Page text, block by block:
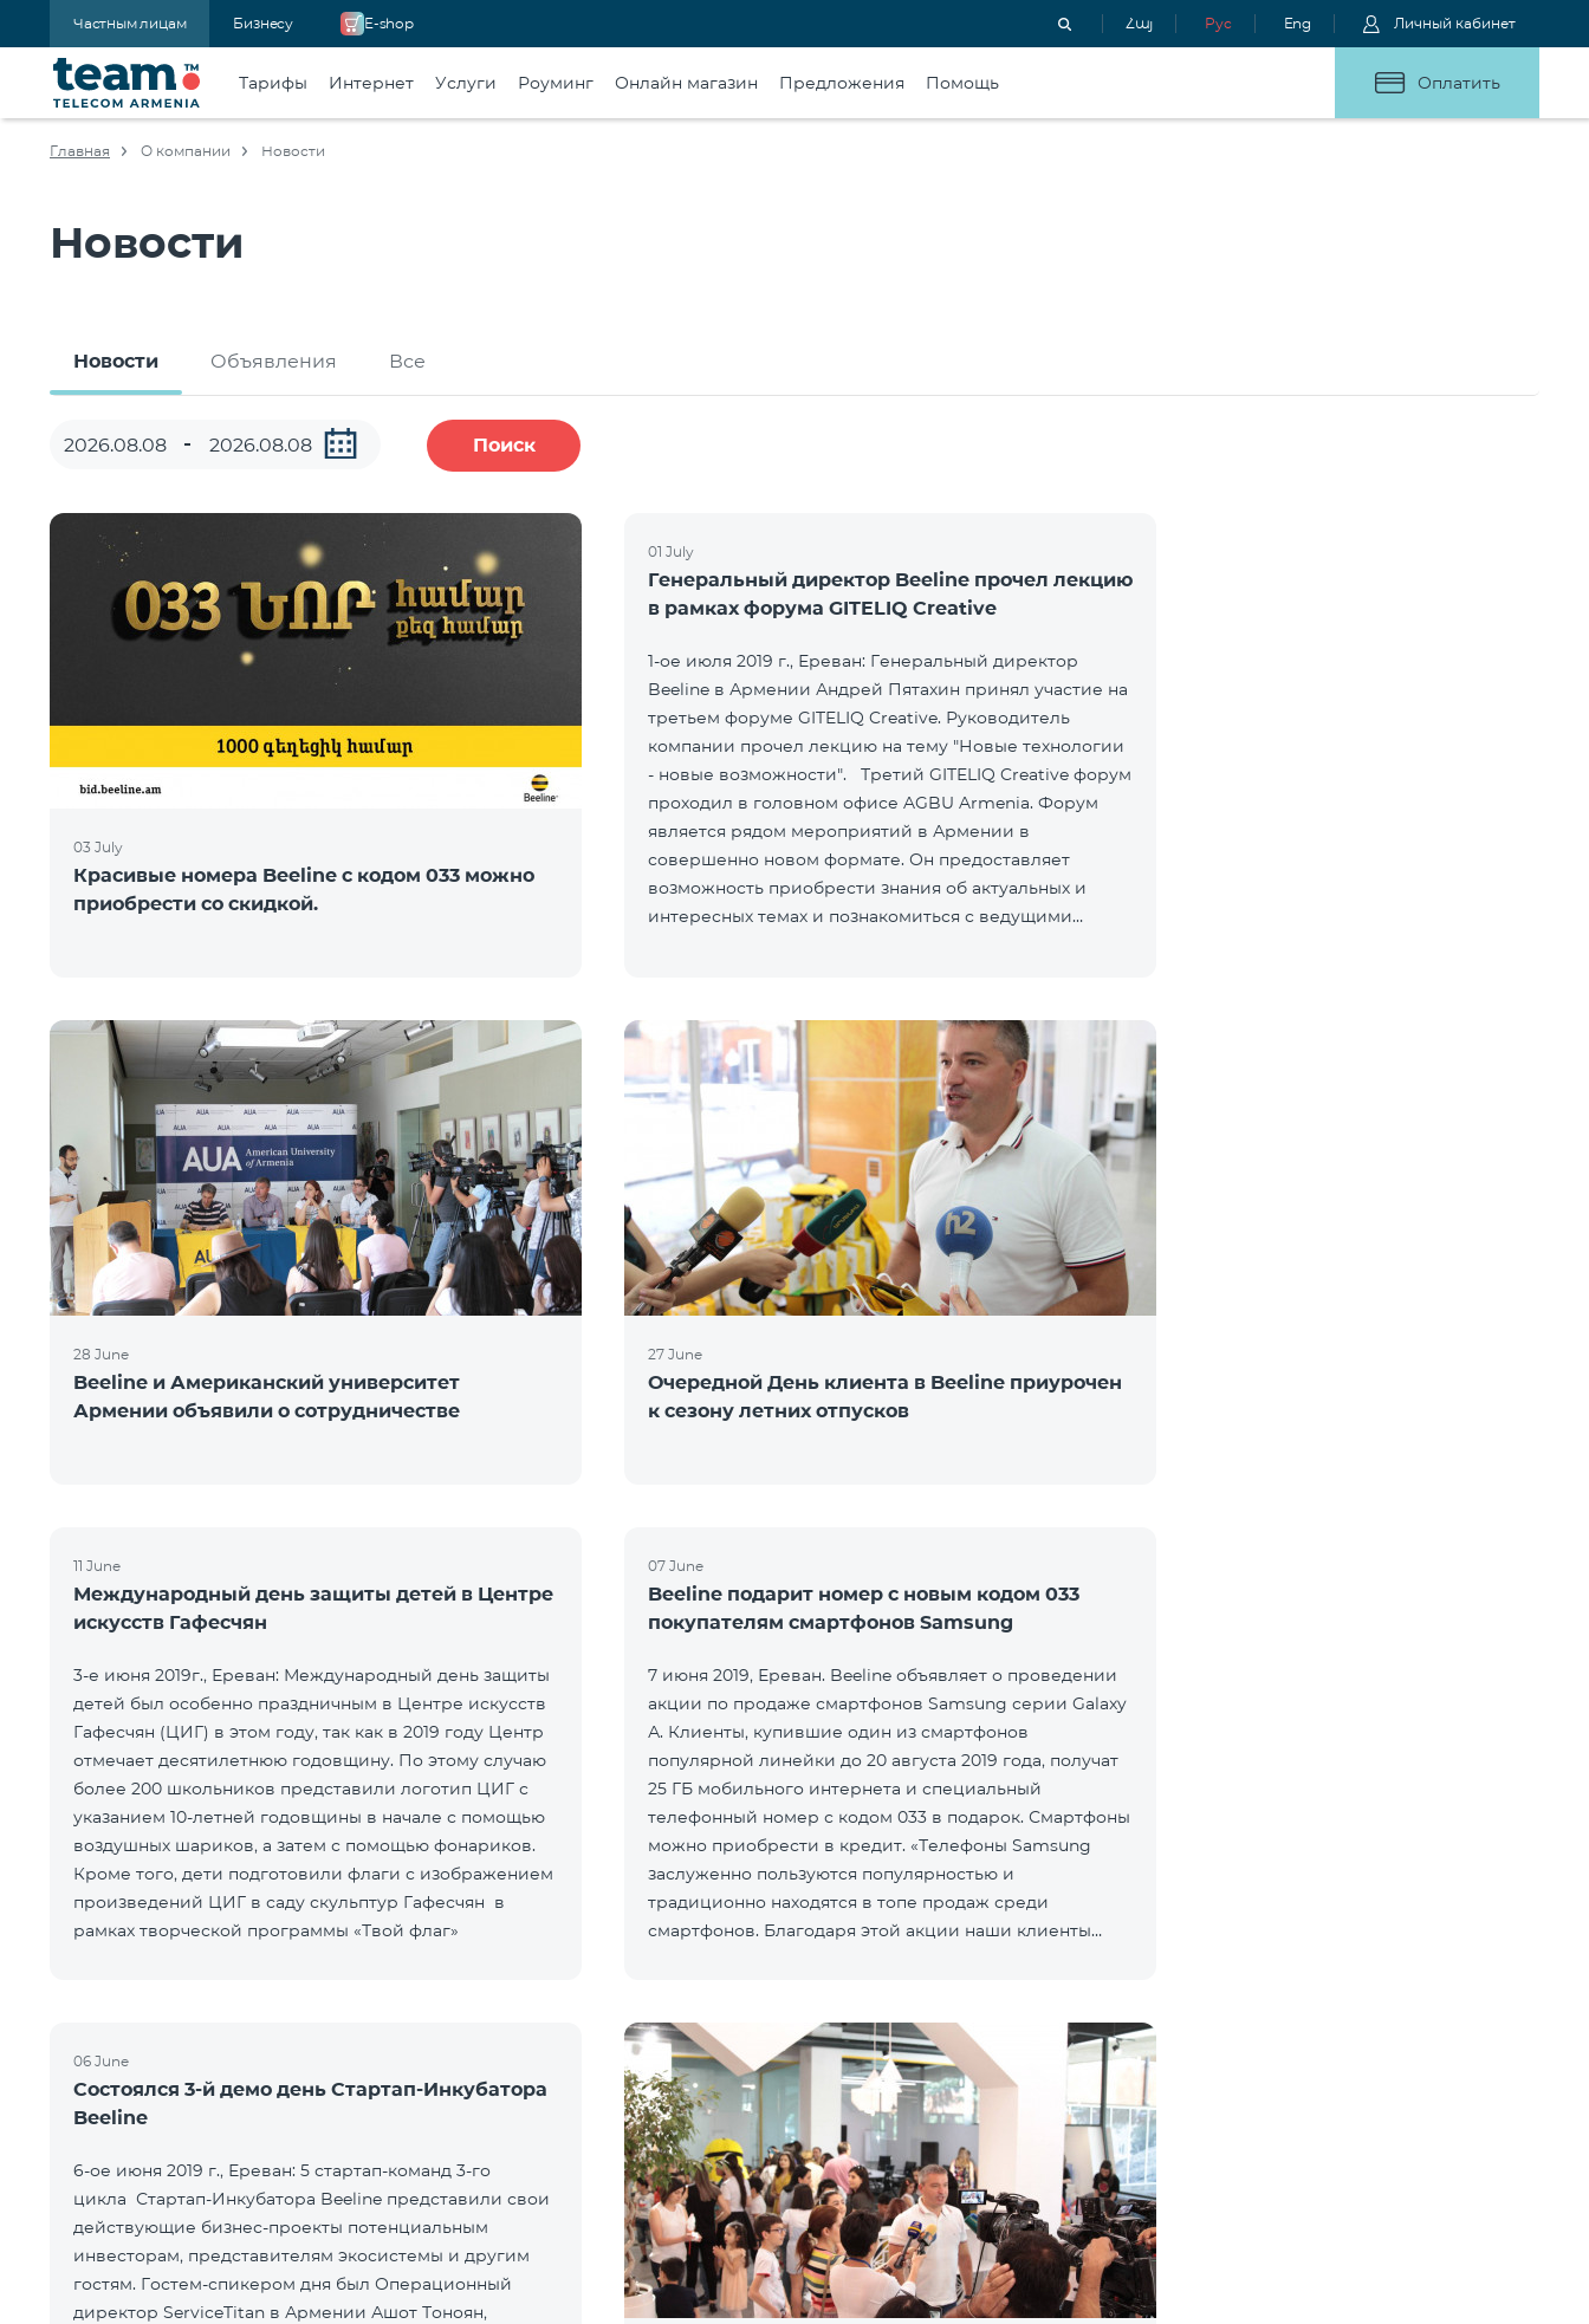
Частным лицам Бизнесу E-shop Հայ Рус Eng Личный кабинет
Тарифы Интернет Услуги Роуминг Онлайн магазин Предложения Помощь Оплатить
Главная О компании Новости
Новости
Новости Объявления Все
Поиск
03 July
Красивые номера Beeline с кодом 033 можно
приобрести со скидкой.
01 July
Генеральный директор Beeline прочел лекцию
в рамках форума GITELIQ Creative
1-ое июля 2019 г., Ереван: Генеральный директор
Beeline в Армении Андрей Пятахин принял участие на
третьем форуме GITELIQ Creative. Руководитель
компании прочел лекцию на тему "Новые технологии
- новые возможности". Третий GITELIQ Creative форум
проходил в головном офисе AGBU Armenia. Форум
является рядом мероприятий в Армении в
совершенно новом формате. Он предоставляет
возможность приобрести знания об актуальных и
интересных темах и познакомиться с ведущими
28 June
Beeline и Американский университет
Армении объявили о сотрудничестве
27 June
Очередной День клиента в Beeline приурочен
к сезону летних отпусков
11 June
Международный день защиты детей в Центре
искусств Гафесчян
3-е июня 2019г., Ереван: Международный день защиты
детей был особенно праздничным в Центре искусств
Гафесчян (ЦИГ) в этом году, так как в 2019 году Центр
отмечает десятилетнюю годовщину. По этому случаю
более 200 школьников представили логотип ЦИГ с
указанием 10-летней годовщины в начале с помощью
воздушных шариков, а затем с помощью фонариков.
Кроме того, дети подготовили флаги с изображением
произведений ЦИГ в саду скульптур Гафесчян в
рамках творческой программы «Твой флаг»
07 June
Beeline подарит номер с новым кодом 033
покупателям смартфонов Samsung
7 июня 2019, Ереван. Beeline объявляет о проведении
акции по продаже смартфонов Samsung серии Galaxy
А. Клиенты, купившие один из смартфонов
популярной линейки до 20 августа 2019 года, получат
25 ГБ мобильного интернета и специальный
телефонный номер с кодом 033 в подарок. Смартфоны
можно приобрести в кредит. «Телефоны Samsung
заслуженно пользуются популярностью и
традиционно находятся в топе продаж среди
смартфонов. Благодаря этой акции наши клиенты
06 June
Состоялся 3-й демо день Стартап-Инкубатора
Beeline
6-ое июня 2019 г., Ереван: 5 стартап-команд 3-го
цикла Стартап-Инкубатора Beeline представили свои
действующие бизнес-проекты потенциальным
инвесторам, представителям экосистемы и другим
гостям. Гостем-спикером дня был Операционный
директор ServiceTitan в Армении Ашот Тоноян,